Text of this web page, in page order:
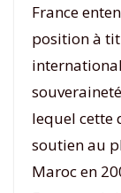
France
position à
lequel cette
soutien au
Maroc en